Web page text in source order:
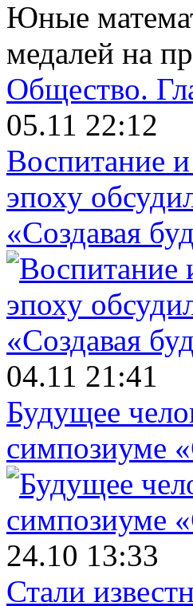
Юные
медалей на
Общество.
05.11 22:12
Воспитание
эпоху
«Создавая
04.11 21:41
Будущее
симпозиуме
24.10 13:33
Стали